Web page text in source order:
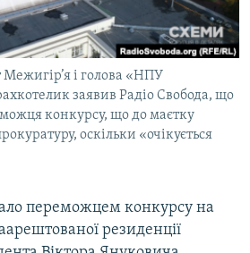
КРИМУ
і голова «НПУ
заявив Радіо Свобода, що
конкурсу, що до маєтку
оскільки «очікується
переможцем конкурсу на
резиденції